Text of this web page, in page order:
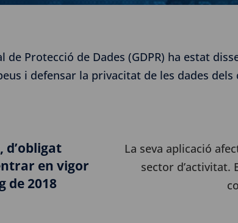
de Protecció de Dades (GDPR) ha estat
i defensar la privacitat de les dades dels
d’obligat
en vigor
de 2018
La seva aplicació
sector d’activitat.